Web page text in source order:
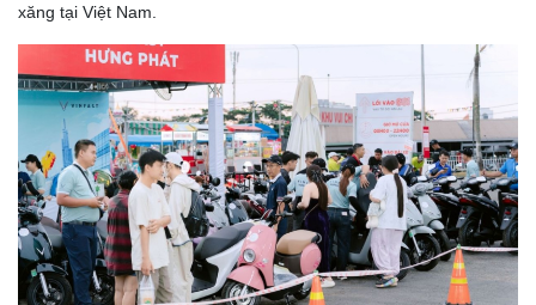
xăng tại Việt Nam.